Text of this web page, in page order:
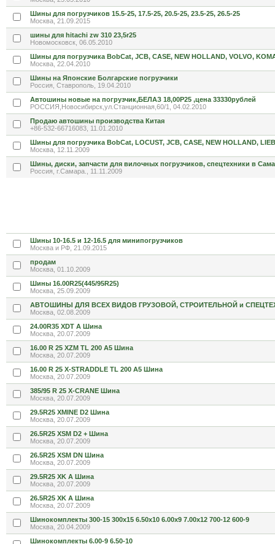
Шины для погрузчиков 15.5-25, 17.5-25, 20.5-25, 23.5-25, 26.5-25
Москва, 21.09.2015
шины для hitachi zw 310 23,5r25
Новомосковск, 06.05.2010
Шины для погрузчика BobCat, JCB, CASE, NEW HOLLAND, VOLVO,
Москва, 22.04.2010
Шины на Японские Болгарские погрузчики
Россия, Ставрополь, 19.04.2010
Автошины новые на погрузчик,БЕЛАЗ 18,00Р25 ,цена 33330рублей
РОССИЯ,Новосибирск,ул.Станционная,60/1, 04.02.2010
Продаю автошины производства Китая
+86-532-66716083, 11.01.2010
Шины для погрузчика BobCat, LOCUST, JCB, CASE, NEW HOLLAND,
Москва, 12.11.2009
Шины, диски, запчасти для вилочных погрузчиков, спецтехники в
Россия, г.Самара., 11.11.2009
Шины 10-16.5 и 12-16.5 для минипогрузчиков
Москва и РФ, 21.09.2015
продам
Москва, 01.10.2009
Шины 16.00R25(445/95R25)
Москва, 25.09.2009
АВТОШИНЫ ДЛЯ ВСЕХ ВИДОВ ГРУЗОВОЙ, СТРОИТЕЛЬНОЙ и
Москва, 02.08.2009
24.00R35 XDT A Шина
Москва, 20.07.2009
16.00 R 25 XZM TL 200 A5 Шина
Москва, 20.07.2009
16.00 R 25 X-STRADDLE TL 200 A5 Шина
Москва, 20.07.2009
385/95 R 25 X-CRANE Шина
Москва, 20.07.2009
29.5R25 XMINE D2 Шина
Москва, 20.07.2009
26.5R25 XSM D2 + Шина
Москва, 20.07.2009
26.5R25 XSM DN Шина
Москва, 20.07.2009
29.5R25 XK A Шина
Москва, 20.07.2009
26.5R25 XK A Шина
Москва, 20.07.2009
Шинокомплекты 300-15 300х15 6.50х10 6.00х9 7.00х12 700-12 600-9
Москва, 20.04.2009
Шинокомплекты 6.00-9 6.50-10